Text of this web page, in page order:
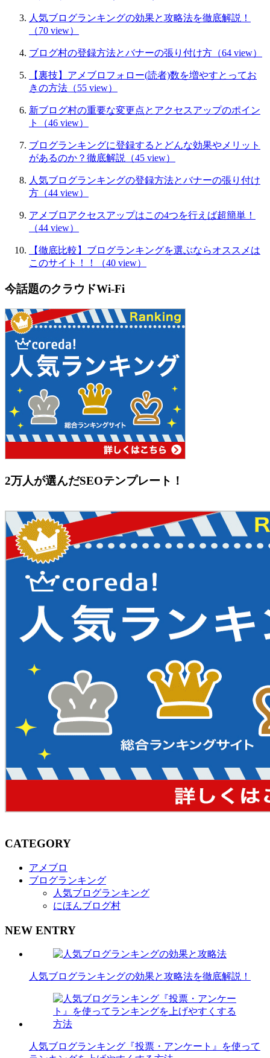
人気ブログランキングの効果と攻略法を徹底解説！
（70 view）
ブログ村の登録方法とバナーの張り付け方 （64 view）
【裏技】アメブロフォロー(読者)数を増やすとってお
きの方法 （55 view）
新ブログ村の重要な変更点とアクセスアップのポイン
ト
（46 view）
ブログランキングに登録するとどんな効果やメリット
があるのか？徹底解説 （45 view）
人気ブログランキングの登録方法とバナーの張り付け
方 （44 view）
アメブロアクセスアップはこの4つを行えば超簡単！
（44 view）
【徹底比較】ブログランキングを選ぶならオススメは
このサイト！！
（40 view）
今話題のクラウドWi-Fi
2万人が選んだSEOテンプレート！
CATEGORY
アメブロ
ブログランキング
人気ブログランキング
にほんブログ村
NEW ENTRY
人気ブログランキングの効果と攻略法を徹底解説！
人気ブログランキング『投票・アンケート』を使って